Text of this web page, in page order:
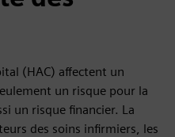
(HAC) affectent un
un risque pour la
un risque financier. La
des soins infirmiers, les